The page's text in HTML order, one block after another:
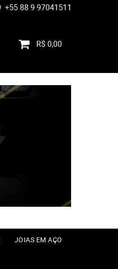
+55 88 9 97041511
R$ 0,00
JOIAS EM AÇO